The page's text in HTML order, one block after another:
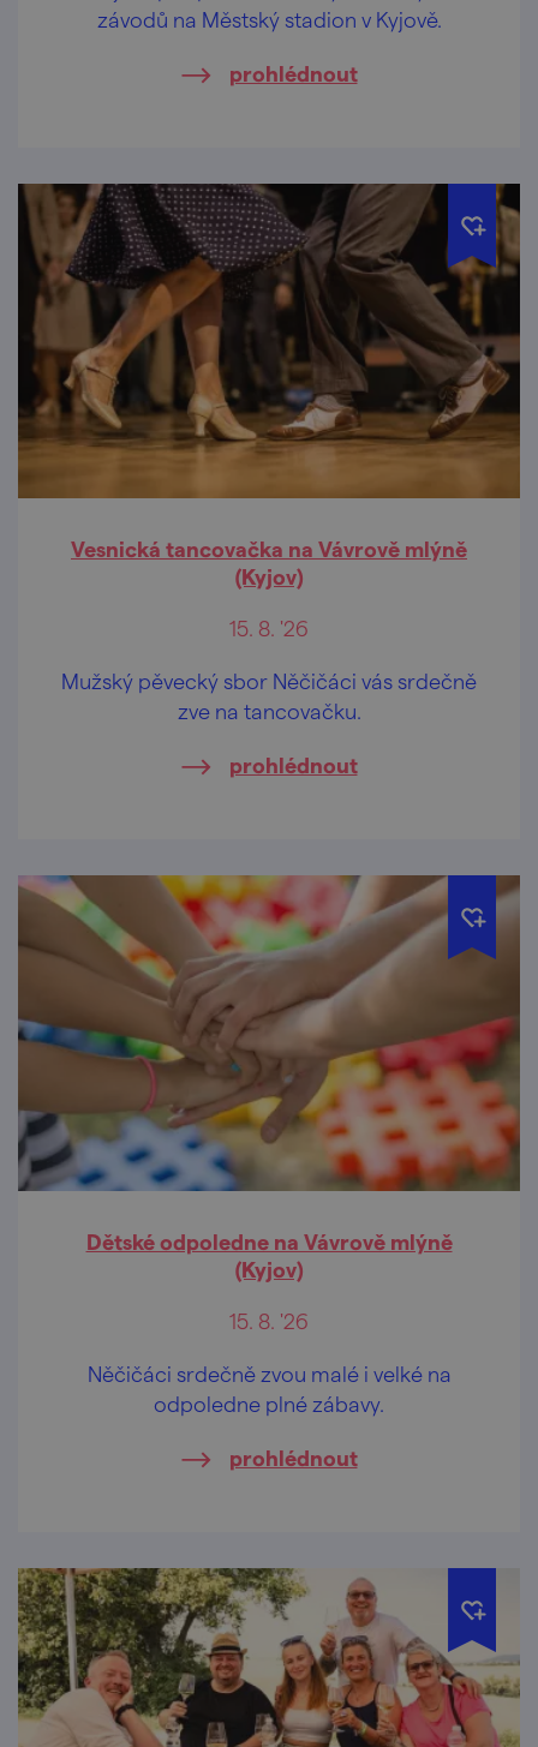
závodů na Městský stadion v Kyjově.
prohlédnout
Vesnická tancovačka na Vávrově mlýně
(Kyjov)
15. 8. '26
Mužský pěvecký sbor Něčičáci vás srdečně
zve na tancovačku.
prohlédnout
Dětské odpoledne na Vávrově mlýně
(Kyjov)
15. 8. '26
Něčičáci srdečně zvou malé i velké na
odpoledne plné zábavy.
prohlédnout